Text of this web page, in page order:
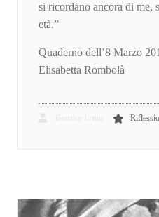
si ricordano ancora di me,
età.”
Quaderno dell’8 Marzo
Elisabetta Rombolà